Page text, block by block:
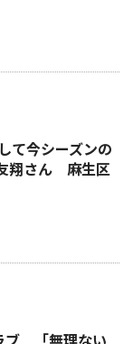
て今シーズンの
翔さん 麻生区